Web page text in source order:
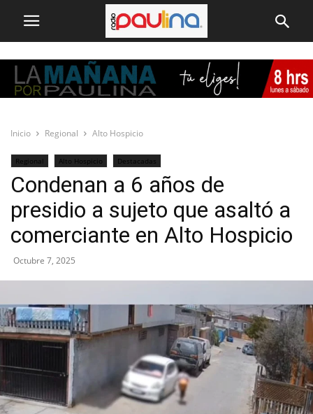
Inicio Regional Alto Hospicio
Regional Alto Hospicio Destacadas
Condenan a 6 años de
presidio a sujeto que asaltó a
comerciante en Alto Hospicio
Octubre 7, 2025